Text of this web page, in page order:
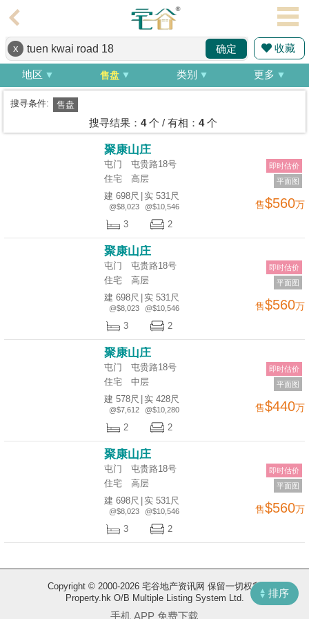
理
主
页
搵
盘
地
据
排序
x 确定 收藏
地区 售盘 类别 更多
搜寻条件: 售盘
搜寻结果： 4个 / 有相： 4个
平面图
即时估价
聚康山庄
屯门 屯贵路18号
住宅
高层
建 698尺
@$8,023
实 531尺
@$10,546 售$560万
3 2
平面图
即时估价
聚康山庄
屯门 屯贵路18号
住宅
高层
建 698尺
@$8,023
实 531尺
@$10,546 售$560万
3 2
平面图
即时估价
聚康山庄
屯门 屯贵路18号
住宅
中层
建 578尺
@$7,612
实 428尺
@$10,280 售$440万
2 2
平面图
即时估价
聚康山庄
屯门 屯贵路18号
住宅
高层
建 698尺
@$8,023
实 531尺
@$10,546 售$560万
3 2
Copyright © 2000-2026 宅谷地产资讯网 保留一切权利
Property.hk O/B Multiple Listing System Ltd.
手机 APP 免费下载